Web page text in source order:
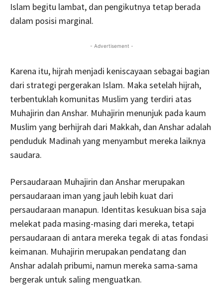
Islam begitu lambat, dan pengikutnya tetap berada
dalam posisi marginal.
- Advertisement -
Karena itu, hijrah menjadi keniscayaan sebagai bagian
dari strategi pergerakan Islam. Maka setelah hijrah,
terbentuklah komunitas Muslim yang terdiri atas
Muhajirin dan Anshar. Muhajirin menunjuk pada kaum
Muslim yang berhijrah dari Makkah, dan Anshar adalah
penduduk Madinah yang menyambut mereka laiknya
saudara.
Persaudaraan Muhajirin dan Anshar merupakan
persaudaraan iman yang jauh lebih kuat dari
persaudaraan manapun. Identitas kesukuan bisa saja
melekat pada masing-masing dari mereka, tetapi
persaudaraan di antara mereka tegak di atas fondasi
keimanan. Muhajirin merupakan pendatang dan
Anshar adalah pribumi, namun mereka sama-sama
bergerak untuk saling menguatkan.